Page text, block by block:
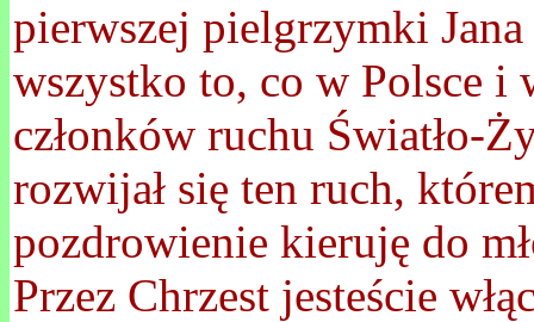
pierwszej pielgrzymki
wszystko to, co w Polsce i
członków ruchu Światło-
rozwijał się ten ruch,
pozdrowienie kieruję do
Przez Chrzest jesteście